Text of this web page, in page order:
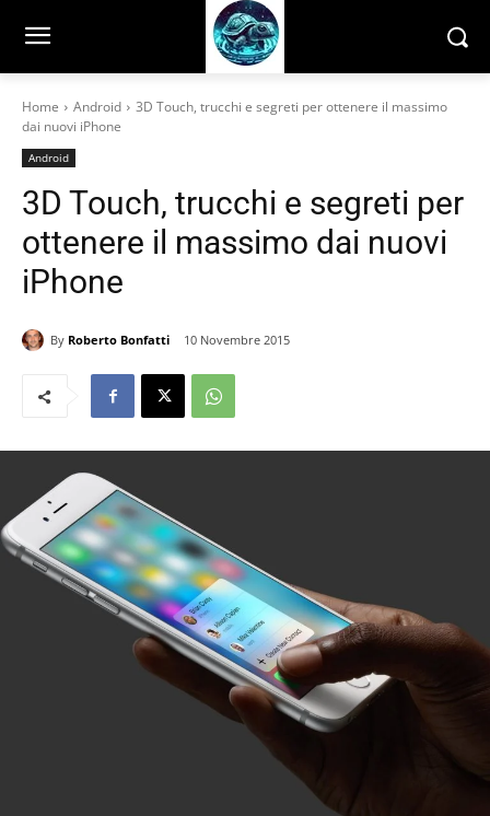
Home Android
3D Touch, trucchi e segreti per ottenere il massimo
dai nuovi iPhone
Android
3D Touch, trucchi e segreti per
ottenere il massimo dai nuovi
iPhone
By Roberto Bonfatti 10 Novembre 2015